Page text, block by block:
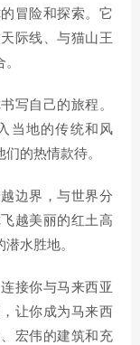
冒险和探索。它
际线、与猫山王
写自己的旅程。
当地的传统和风
的热情款待。
边界，与世界分
越美丽的红土高
水胜地。
接你与马来西亚
让你成为马来西
宏伟的建筑和充